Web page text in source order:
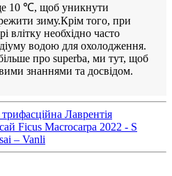
10 ℃, щоб уникнути
зиму.Крім того, при
влітку необхідно часто
водою для охолодження.
про superba, ми тут, щоб
знаннями та досвідом.
трифасційна Лаврентія
Ficus Macrocarpa 2022 - S
– Vanli